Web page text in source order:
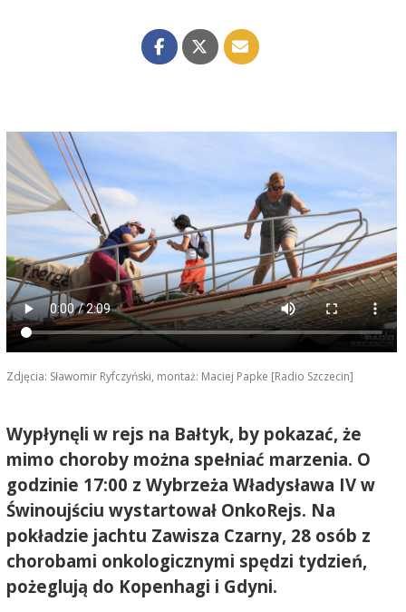
Zdjęcia: Sławomir Ryfczyński, montaż: Maciej Papke [Radio Szczecin]
Wypłynęli w rejs na Bałtyk, by pokazać, że
mimo choroby można spełniać marzenia. O
godzinie 17:00 z Wybrzeża Władysława IV w
Świnoujściu wystartował OnkoRejs. Na
pokładzie jachtu Zawisza Czarny, 28 osób z
chorobami onkologicznymi spędzi tydzień,
pożeglują do Kopenhagi i Gdyni.